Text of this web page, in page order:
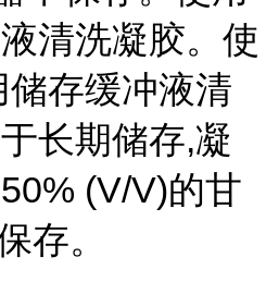
清洗凝胶。使
储存缓冲液清
长期储存,凝
(V/V)的甘
存。